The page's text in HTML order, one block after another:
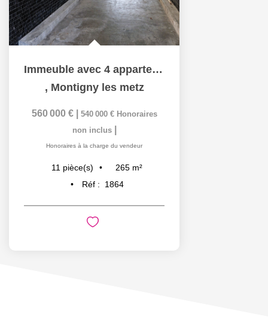
Immeuble avec 4 appartements loués de 265 m² avec jardin à...
, Montigny les metz
560 000 € 540 000 € Honoraires
non inclus
Honoraires à la charge du vendeur
11 pièce(s) 265 m²
Réf :
1864